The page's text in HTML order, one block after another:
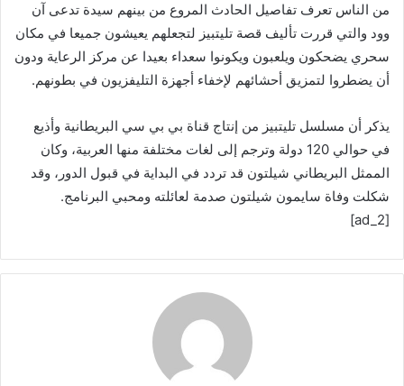
ﻣﻦ ﺍﻟﻨﺎﺱ ﺗﻌﺮﻑ تفاصيل ﺍﻟﺤﺎﺩﺙ ﺍﻟﻤﺮﻭﻉ ﻣﻦ ﺑﻴﻨﻬﻢ ﺳﻴﺪﺓ ﺗﺪﻋﻰ ﺁﻥ
ﻭﻭﺩ والتي ﻗﺮﺭﺕ تأليف ﻗﺼﺔ ﺗﻠﻴﺘﺒﻴﺰ ﻟﺘﺠﻌﻠﻬﻢ ﻳﻌﻴﺸﻮﻥ جميعا ﻓﻲ ﻣﻜﺎﻥ
ﺳﺤﺮﻱ ﻳﻀﺤﻜﻮﻥ ﻭﻳﻠﻌﺒﻮﻥ ﻭﻳﻜﻮﻧﻮﺍ ﺳﻌﺪﺍﺀ ﺑﻌﻴﺪا ﻋﻦ ﻣﺮﻛﺰ ﺍﻟﺮﻋﺎﻳﺔ ﻭﺩﻭﻥ
ﺃﻥ ﻳﻀﻄﺮﻭﺍ لتمزيق أحشائهم ﻹﺧﻔﺎﺀ ﺃﺟﻬﺰﺓ ﺍﻟﺘﻠﻴﻔﺰﻳﻮﻥ ﻓﻲ بطونهم.
ﻳﺬﻛﺮ ﺃﻥ ﻣﺴﻠﺴﻞ ﺗﻠﻴﺘﺒﻴﺰ من إنتاج ﻗﻨﺎﺓ ﺑﻲ ﺑﻲ ﺳﻲ ﺍﻟﺒﺮﻳﻄﺎﻧﻴﺔ ﻭﺃﺫﻳﻊ
ﻓﻲ ﺣﻮﺍﻟﻲ 120 ﺩﻭﻟﺔ ﻭﺗﺮﺟﻢ ﺇﻟﻰ ﻟﻐﺎﺕ ﻣﺨﺘﻠﻔﺔ ﻣﻨﻬﺎ ﺍﻟﻌﺮﺑﻴﺔ، ﻭﻛﺎﻥ
ﺍﻟﻤﻤﺜﻞ ﺍﻟﺒﺮﻳﻄﺎﻧﻲ ﺷﻴﻠﺘﻮﻥ ﻗﺪ ﺗﺮﺩﺩ ﻓﻲ ﺍﻟﺒﺪﺍﻳﺔ ﻓﻲ ﻗﺒﻮﻝ ﺍﻟﺪﻭﺭ، ﻭﻗﺪ
ﺷﻜﻠﺖ ﻭﻓﺎﺓ ﺳﺎﻳﻤﻮﻥ ﺷﻴﻠﺘﻮﻥ ﺻﺪﻣﺔ ﻟﻌﺎﺋﻠﺘﻪ ﻭﻣﺤﺒﻲ ﺍﻟﺒﺮﻧﺎﻣﺞ.
[ad_2]